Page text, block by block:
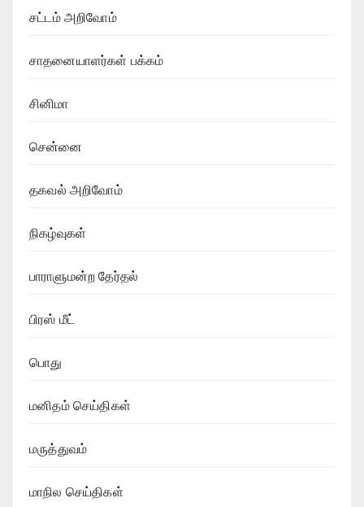
சட்டம் அறிவோம்
சாதனையாளர்கள் பக்கம்
சினிமா
சென்னை
தகவல் அறிவோம்
நிகழ்வுகள்
பாராளுமன்ற தேர்தல்
பிரஸ் மீட்
பொது
மனிதம் செய்திகள்
மருத்துவம்
மாநில செய்திகள்